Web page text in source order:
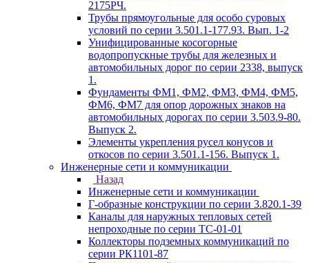
2175РЧ.
Трубы прямоугольные для особо суровых
условий по серии 3.501.1-177.93. Вып. 1-2
Унифицированные косогорные
водопропускные трубы для железных и
автомобильных дорог по серии 2338, выпуск
1.
Фундаменты ФМ1, ФМ2, ФМ3, ФМ4, ФМ5,
ФМ6, ФМ7 для опор дорожных знаков на
автомобильных дорогах по серии 3.503.9-80.
Выпуск 2.
Элементы укрепления русел конусов и
откосов по серии 3.501.1-156. Выпуск 1.
Инженерные сети и коммуникации
Назад
Инженерные сети и коммуникации
Г-образные конструкции по серии 3.820.1-39
Каналы для наружных тепловых сетей
непроходные по серии ТС-01-01
Коллекторы подземных коммуникаций по
серии РК1101-87